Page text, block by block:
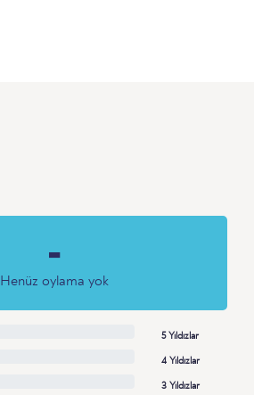
-
Henüz oylama yok
5 Yıldızlar
4 Yıldızlar
3 Yıldızlar